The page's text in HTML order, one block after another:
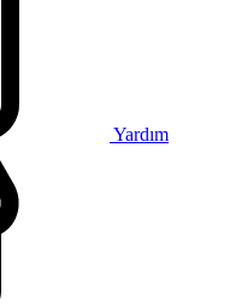
Yardım